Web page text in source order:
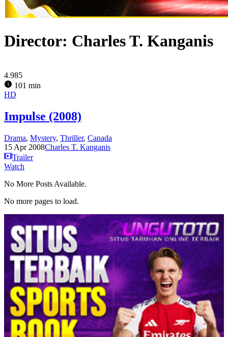
Director: Charles T. Kanganis
4.985
101 min
HD
Impulse (2008)
Drama, Mystery, Thriller, Canada
15 Apr 2008Charles T. Kanganis
Trailer
Watch
No More Posts Available.
No more pages to load.